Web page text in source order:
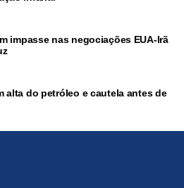
impasse nas negociações EUA-Irã
alta do petróleo e cautela antes de